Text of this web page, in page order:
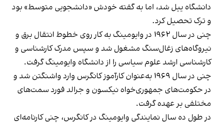
دانشگاه ییل شد، اما به گفته خودش «دانشجویی متوسط» بود
و ترک تحصیل کرد.
چنی در سال ۱۹۶۲ در وایومینگ به کار روی خطوط انتقال برق و
نیروگاه‌های زغال‌سنگ مشغول شد و سپس مدرک کارشناسی و
کارشناسی ارشد علوم سیاسی را از دانشگاه وایومینگ گرفت.
چنی در سال ۱۹۶۹ به‌عنوان کارآموز کانگرس وارد واشنگتن شد و
در حکومت‌های جمهوری‌خواه نیکسون و جرالد فورد سمت‌های
مختلفی بر عهده گرفت.
در طول ده سال نمایندگی وایومینگ در کانگرس، چنی کارنامه‌ای